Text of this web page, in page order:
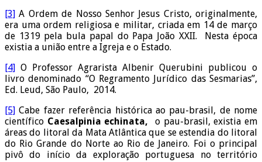
[3] A Ordem de Nosso Senhor Jesus Cristo, originalmente,
era uma ordem religiosa e militar, criada em 14 de março
de 1319 pela bula papal do Papa João XXII. Nesta época
existia a união entre a Igreja e o Estado.
[4] O Professor Agrarista Albenir Querubini publicou o
livro denominado “O Regramento Jurídico das Sesmarias”,
Ed. Leud, São Paulo, 2014.
[5] Cabe fazer referência histórica ao pau-brasil, de nome
científico Caesalpinia echinata,
o pau-brasil, existia em
áreas do litoral da Mata Atlântica que se estendia do litoral
do Rio Grande do Norte ao Rio de Janeiro. Foi o principal
pivô do início da exploração portuguesa no território